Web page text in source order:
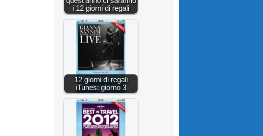
i 12 giorni di regali
12 giorni di regali
iTunes: giorno 3